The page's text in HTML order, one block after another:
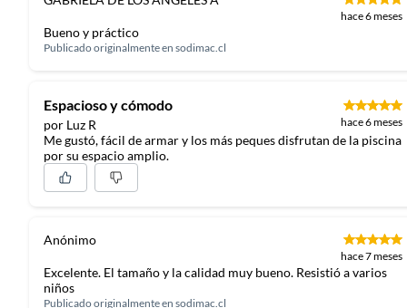
hace 6 meses
Bueno y práctico
Publicado originalmente en sodimac.cl
Espacioso y cómodo
por Luz R hace 6 meses
Me gustó, fácil de armar y los más peques disfrutan de la piscina
por su espacio amplio.
Anónimo
hace 7 meses
Excelente. El tamaño y la calidad muy bueno. Resistió a varios
niños
Publicado originalmente en sodimac.cl